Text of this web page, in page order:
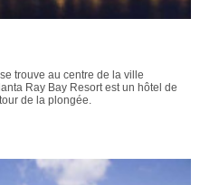
trouve au centre de la ville
Ray Bay Resort est un hôtel de
de la plongée.